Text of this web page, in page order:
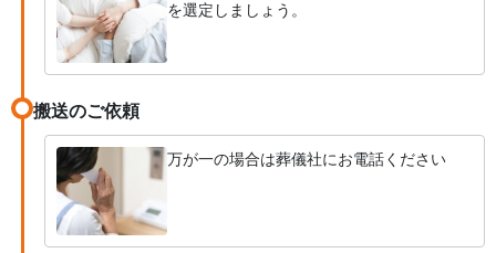
か？」と電話がきました。
「請求書も届いてなく内容確認も出来ないのにお金は
払えません、今すぐ請求書を郵送か持参して下さ
数時間後、担当者が持参しました。中に通しました
が、故人への焼香もせず、申し訳感もなく請求書の説
明を淡々と始めました。途中、数字の確認に疑問を示
すと、「じゃあ私いま数えますか？」と逆切れの言い
方。さすがに「その言い方はなんですか？」と問いま
した。
いるの一点張り。遺族親戚何人もが見ていたのに、こ
ちら側の言葉を疑う始末。
最後に故人を綺麗な顔で送り出してあげたかっただけ
葬儀祭壇の花が、当初要望よりボリュームが少なかっ
た事が残念だった旨を担当責任者に伝えたら、その場
で直すように伝えなかった遺族側の責任と言われた。
当日の開始直前にすぐ祭壇を作り変えられるなら事前
に伝えて欲しかった。
を選定しましょう。
搬送のご依頼
万が一の場合は葬儀社にお電話ください